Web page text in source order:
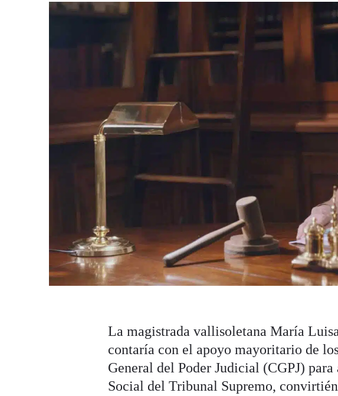
La magistrada vallisoletana María
contaría con el apoyo mayoritario de
General del Poder Judicial (CGPJ)
Social del Tribunal Supremo,